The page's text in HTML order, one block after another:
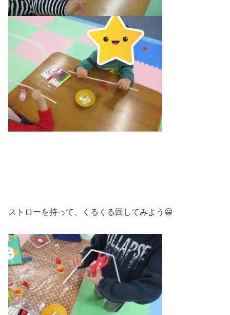
ストローを持って、くるくる回してみよう😀